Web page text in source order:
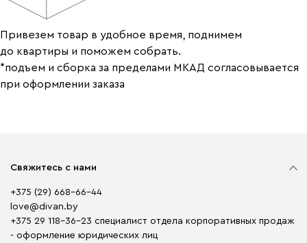
Привезем товар в удобное время, поднимем
до квартиры и поможем собрать.
*подъем и сборка за пределами МКАД согласовывается
при оформлении заказа
Свяжитесь с нами
+375 (29) 668-66-44
love@divan.by
+375 29 118-36-23 специалист отдела корпоративных продаж
- оформление юридических лиц